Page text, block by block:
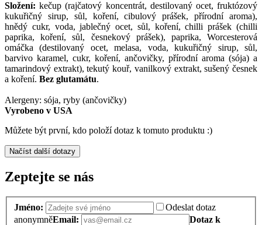
Složení:kečup (rajčatový koncentrát, destilovaný ocet, fruktózový
kukuřičný sirup, sůl, koření, cibulový prášek, přírodní aroma),
hnědý cukr, voda, jablečný ocet, sůl, koření, chilli prášek (chilli
paprika, koření, sůl, česnekový prášek), paprika, Worcesterová
omáčka (destilovaný ocet, melasa, voda, kukuřičný sirup, sůl,
barvivo karamel, cukr, koření, ančovičky, přírodní aroma (sója) a
tamarindový extrakt), tekutý kouř, vanilkový extrakt, sušený česnek
a koření. Bez glutamátu.
Alergeny: sója, ryby (ančovičky)
Vyrobeno v USA
Můžete být první, kdo položí dotaz k tomuto produktu :)
Načíst další dotazy
Zeptejte se nás
Jméno:
Odeslat dotaz
anonymněEmail: Dotaz k